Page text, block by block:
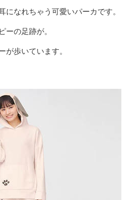
になれちゃう可愛いパーカです。
ーの足跡が。
が歩いています。